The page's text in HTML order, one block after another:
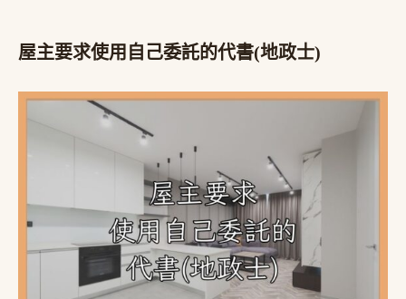
屋主要求使用自己委託的代書(地政士)